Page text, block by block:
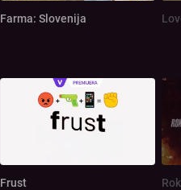
Farma: Slovenija
Frust